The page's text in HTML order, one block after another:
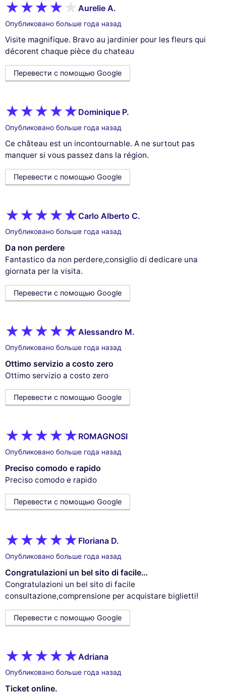
Aurelie A.
Опубликовано больше года назад
Visite magnifique. Bravo au jardinier pour les fleurs qui
décorent chaque pièce du chateau
Перевести с помощью Google
Dominique P.
Опубликовано больше года назад
Ce château est un incontournable. A ne surtout pas
manquer si vous passez dans la région.
Перевести с помощью Google
Carlo Alberto C.
Опубликовано больше года назад
Da non perdere
Fantastico da non perdere,consiglio di dedicare una
giornata per la visita.
Перевести с помощью Google
Alessandro M.
Опубликовано больше года назад
Ottimo servizio a costo zero
Ottimo servizio a costo zero
Перевести с помощью Google
ROMAGNOSI
Опубликовано больше года назад
Preciso comodo e rapido
Preciso comodo e rapido
Перевести с помощью Google
Floriana D.
Опубликовано больше года назад
Congratulazioni un bel sito di facile…
Congratulazioni un bel sito di facile
consultazione,comprensione per acquistare biglietti!
Перевести с помощью Google
Adriana
Опубликовано больше года назад
Ticket online.